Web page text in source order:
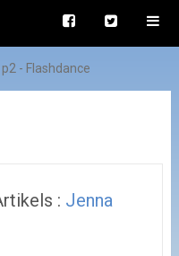
p2 - Flashdance
: Jenna